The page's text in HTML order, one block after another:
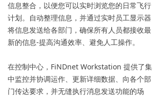
信息整合，以便您可以实时浏览您的日常飞行
计划。自动整理信息，并通过实时员工显示器
将信息发送给各部门，确保所有人员都接收最
新的信息-提高沟通效率、避免人工操作。
在控制中心，FiNDnet Workstation 提供了集
中监控并协调运作、更新详细数据、向各个部
门传达要求，并无缝执行消息发送功能的场